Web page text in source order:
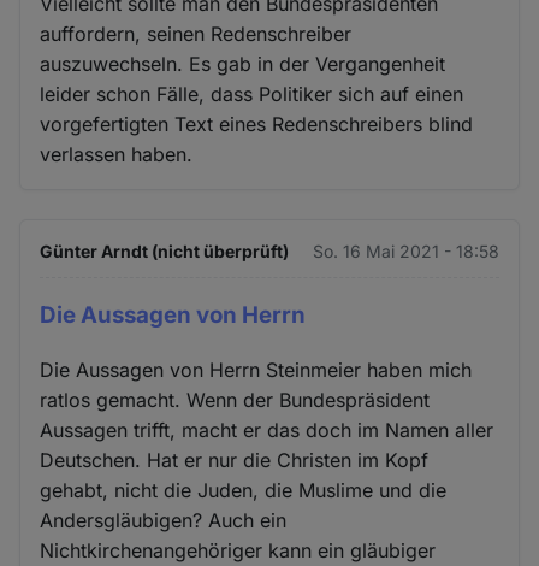
auffordern, seinen Redenschreiber
auszuwechseln. Es gab in der Vergangenheit
leider schon Fälle, dass Politiker sich auf einen
vorgefertigten Text eines Redenschreibers blind
verlassen haben.
Günter Arndt (nicht überprüft) So. 16 Mai 2021 - 18:58
Die Aussagen von Herrn
Die Aussagen von Herrn Steinmeier haben mich
ratlos gemacht. Wenn der Bundespräsident
Aussagen trifft, macht er das doch im Namen aller
Deutschen. Hat er nur die Christen im Kopf
gehabt, nicht die Juden, die Muslime und die
Andersgläubigen? Auch ein
Nichtkirchenangehöriger kann ein gläubiger